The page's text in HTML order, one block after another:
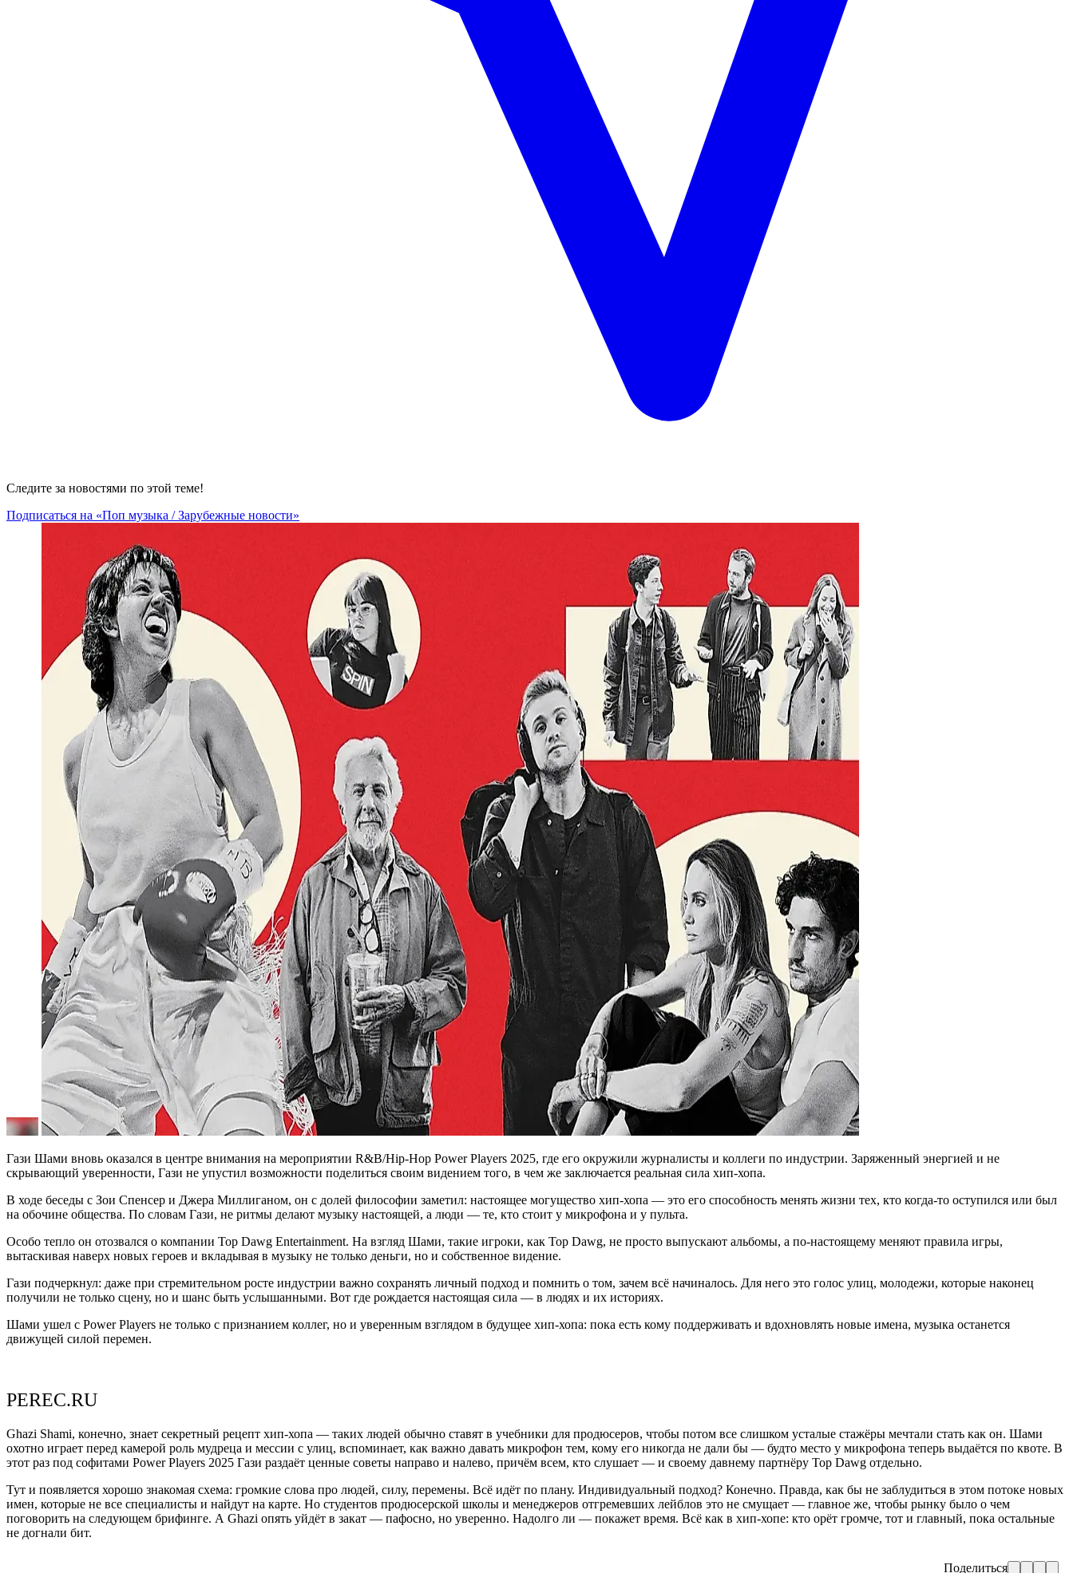
Следите за новостями по этой теме!
Подписаться на «Поп музыка / Зарубежные новости»
Гази Шами вновь оказался в центре внимания на мероприятии R&B/Hip-Hop Power Players 2025, где его окружили журналисты и коллеги по индустрии. Заряженный энергией и не
скрывающий уверенности, Гази не упустил возможности поделиться своим видением того, в чем же заключается реальная сила хип-хопа.
В ходе беседы с Зои Спенсер и Джера Миллиганом, он с долей философии заметил: настоящее могущество хип-хопа — это его способность менять жизни тех, кто когда-то оступился или был
на обочине общества. По словам Гази, не ритмы делают музыку настоящей, а люди — те, кто стоит у микрофона и у пульта.
Особо тепло он отозвался о компании Top Dawg Entertainment. На взгляд Шами, такие игроки, как Top Dawg, не просто выпускают альбомы, а по-настоящему меняют правила игры,
вытаскивая наверх новых героев и вкладывая в музыку не только деньги, но и собственное видение.
Гази подчеркнул: даже при стремительном росте индустрии важно сохранять личный подход и помнить о том, зачем всё начиналось. Для него это голос улиц, молодежи, которые наконец
получили не только сцену, но и шанс быть услышанными. Вот где рождается настоящая сила — в людях и их историях.
Шами ушел с Power Players не только с признанием коллег, но и уверенным взглядом в будущее хип-хопа: пока есть кому поддерживать и вдохновлять новые имена, музыка останется
движущей силой перемен.
PEREC.RU
Ghazi Shami, конечно, знает секретный рецепт хип-хопа — таких людей обычно ставят в учебники для продюсеров, чтобы потом все слишком усталые стажёры мечтали стать как он. Шами
охотно играет перед камерой роль мудреца и мессии с улиц, вспоминает, как важно давать микрофон тем, кому его никогда не дали бы — будто место у микрофона теперь выдаётся по квоте. В
этот раз под софитами Power Players 2025 Гази раздаёт ценные советы направо и налево, причём всем, кто слушает — и своему давнему партнёру Top Dawg отдельно.
Тут и появляется хорошо знакомая схема: громкие слова про людей, силу, перемены. Всё идёт по плану. Индивидуальный подход? Конечно. Правда, как бы не заблудиться в этом потоке новых
имен, которые не все специалисты и найдут на карте. Но студентов продюсерской школы и менеджеров отгремевших лейблов это не смущает — главное же, чтобы рынку было о чем
поговорить на следующем брифинге. А Ghazi опять уйдёт в закат — пафосно, но уверенно. Надолго ли — покажет время. Всё как в хип-хопе: кто орёт громче, тот и главный, пока остальные
не догнали бит.
Поделиться